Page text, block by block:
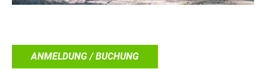
ANMELDUNG / BUCHUNG